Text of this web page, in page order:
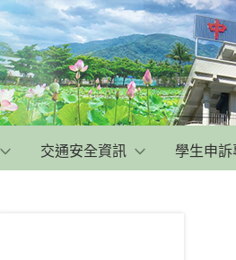
交通安全資訊 學生申訴